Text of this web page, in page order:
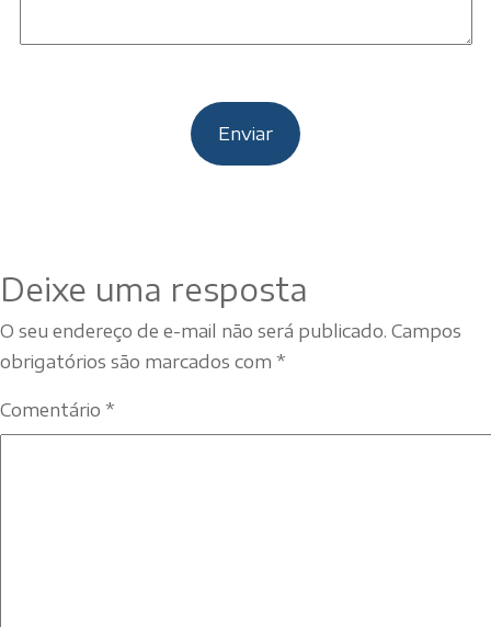
Deixe uma resposta
O seu endereço de e-mail não será publicado. Campos
obrigatórios são marcados com *
Comentário *